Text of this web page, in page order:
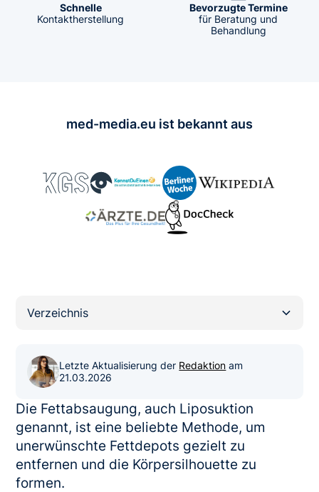
Schnelle
Kontaktherstellung
Bevorzugte Termine
für Beratung und
Behandlung
med-media.eu ist bekannt aus
Verzeichnis
Letzte Aktualisierung der Redaktion am
21.03.2026
Die Fettabsaugung, auch Liposuktion
genannt, ist eine beliebte Methode, um
unerwünschte Fettdepots gezielt zu
entfernen und die Körpersilhouette zu
formen.